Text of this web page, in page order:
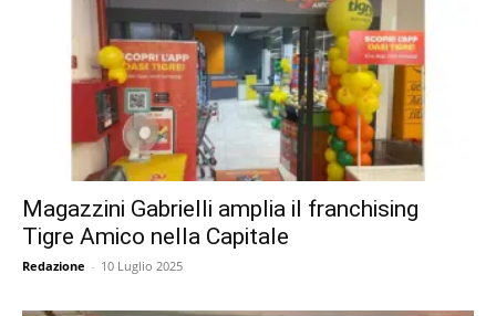
Magazzini Gabrielli amplia il franchising
Tigre Amico nella Capitale
Redazione - 10 Luglio 2025